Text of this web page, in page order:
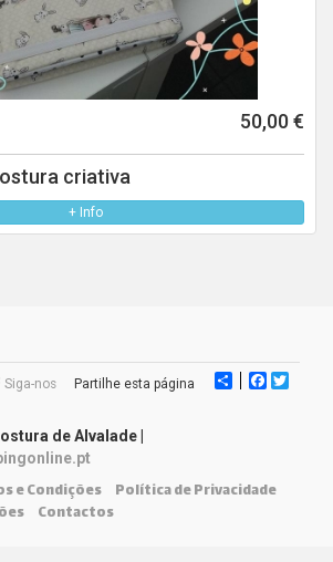
50,00 €
criativa
+ Info
Siga-nos Partilhe esta página ShareFacebook
de Alvalade
e Condições Política de Privacidade
Contactos